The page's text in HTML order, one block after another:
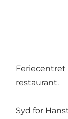
Feriecentret
restaurant.
Syd for